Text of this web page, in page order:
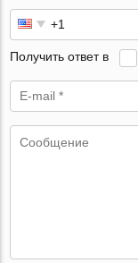
Получить ответ в